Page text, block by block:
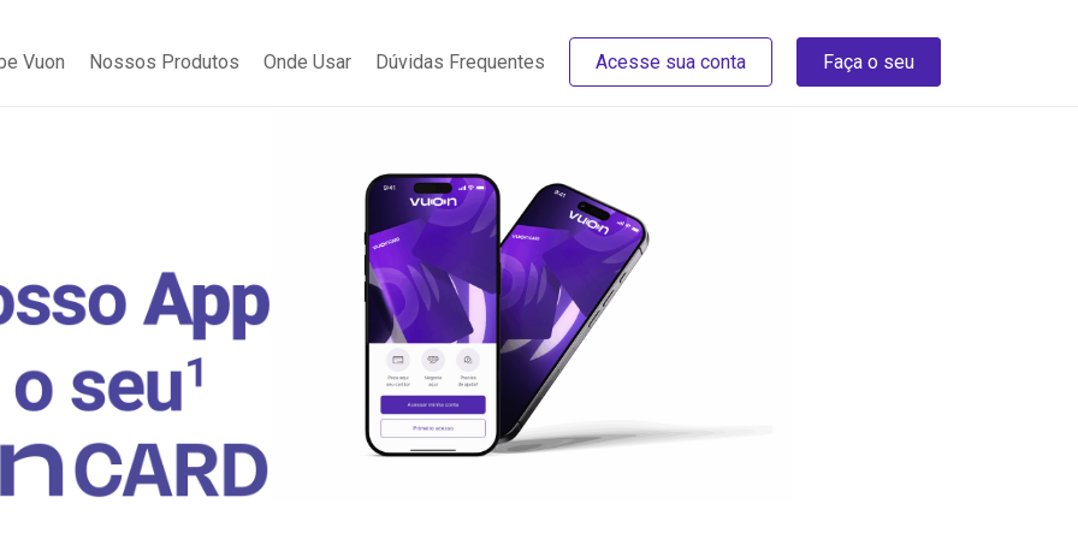
Vuon Nossos Produtos Onde Usar Dúvidas Frequentes Acesse sua conta Faça o seu